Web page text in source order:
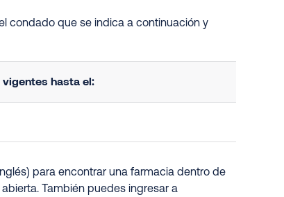
condado que se indica a continuación y
hasta el:
para encontrar una farmacia dentro de
También puedes ingresar a